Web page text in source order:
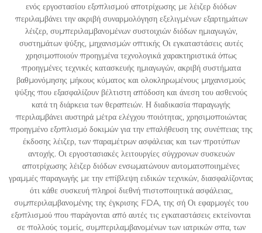
ενός εργοστασίου εξοπλισμού αποτρίχωσης με λέιζερ διόδων
περιλαμβάνει την ακριβή συναρμολόγηση εξελιγμένων εξαρτημάτων
λέιζερ, συμπεριλαμβανομένων συστοιχιών διόδων ημιαγωγών,
συστημάτων ψύξης, μηχανισμών οπτικής Οι εγκαταστάσεις αυτές
χρησιμοποιούν προηγμένα τεχνολογικά χαρακτηριστικά όπως
προηγμένες τεχνικές κατασκευής ημιαγωγών, ακριβή συστήματα
βαθμονόμησης μήκους κύματος και ολοκληρωμένους μηχανισμούς
ψύξης που εξασφαλίζουν βέλτιστη απόδοση και άνεση του ασθενούς
κατά τη διάρκεια των θεραπειών. Η διαδικασία παραγωγής
περιλαμβάνει αυστηρά μέτρα ελέγχου ποιότητας, χρησιμοποιώντας
προηγμένο εξοπλισμό δοκιμών για την επαλήθευση της συνέπειας της
έκδοσης λέιζερ, των παραμέτρων ασφάλειας και των προτύπων
αντοχής. Οι εργοστασιακές λειτουργίες σύγχρονων συσκευών
αποτρίχωσης λέιζερ διόδων ενσωματώνουν αυτοματοποιημένες
γραμμές παραγωγής με την επίβλεψη ειδικών τεχνικών, διασφαλίζοντας
ότι κάθε συσκευή πληροί διεθνή πιστοποιητικά ασφάλειας,
συμπεριλαμβανομένης της έγκρισης FDA, της σή Οι εφαρμογές του
εξοπλισμού που παράγονται από αυτές τις εγκαταστάσεις εκτείνονται
σε πολλούς τομείς, συμπεριλαμβανομένων των ιατρικών σπα, των